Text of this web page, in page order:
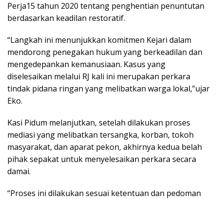
Perja15 tahun 2020 tentang penghentian penuntutan
berdasarkan keadilan restoratif.
“Langkah ini menunjukkan komitmen Kejari dalam
mendorong penegakan hukum yang berkeadilan dan
mengedepankan kemanusiaan. Kasus yang
diselesaikan melalui RJ kali ini merupakan perkara
tindak pidana ringan yang melibatkan warga lokal,”ujar
Eko.
Kasi Pidum melanjutkan, setelah dilakukan proses
mediasi yang melibatkan tersangka, korban, tokoh
masyarakat, dan aparat pekon, akhirnya kedua belah
pihak sepakat untuk menyelesaikan perkara secara
damai.
“Proses ini dilakukan sesuai ketentuan dan pedoman